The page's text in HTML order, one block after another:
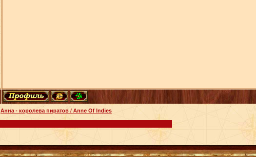
Анна - королева пиратов / Anne Of Indies